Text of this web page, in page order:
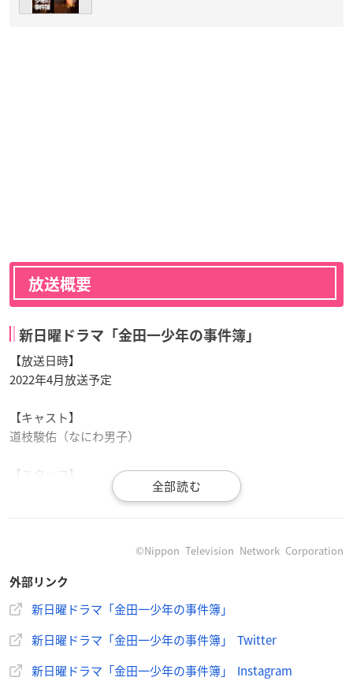
放送概要
新日曜ドラマ「金田一少年の事件簿」
【放送日時】
2022年4月放送予定
【キャスト】
道枝駿佑（なにわ男子）
【スタッフ】
原作：天樹征丸 金成陽三郎
監督：木村ひさし、丸谷俊平
プロデューサー：櫨山裕子、岩崎広樹、秋元孝之、大護彰子
制作協力：オフィスクレッシェンド
※敬称略
©Nippon Television Network Corporation
外部リンク
新日曜ドラマ「金田一少年の事件簿」
新日曜ドラマ「金田一少年の事件簿」 Twitter
新日曜ドラマ「金田一少年の事件簿」 Instagram